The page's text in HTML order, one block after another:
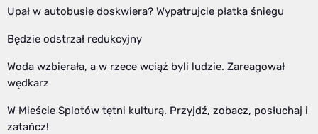
Upał w autobusie doskwiera? Wypatrujcie płatka śniegu
Będzie odstrzał redukcyjny
Woda wzbierała, a w rzece wciąż byli ludzie. Zareagował
wędkarz
W Mieście Splotów tętni kulturą. Przyjdź, zobacz, posłuchaj i
zatańcz!